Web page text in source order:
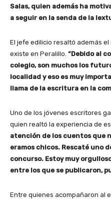
Salas, quien además ha
a seguir en la senda de la
El jefe edilicio resaltó además
existe en Peralillo. “Debido al
colegio, son muchos los
localidad y eso es muy
llama de la escritura en la
Uno de los jóvenes escritores
quien realtó la experiencia de
atención de los cuentos que
eramos chicos. Rescaté uno
concurso. Estoy muy
entre los que se publicaron,
Entre quienes acompañaron al